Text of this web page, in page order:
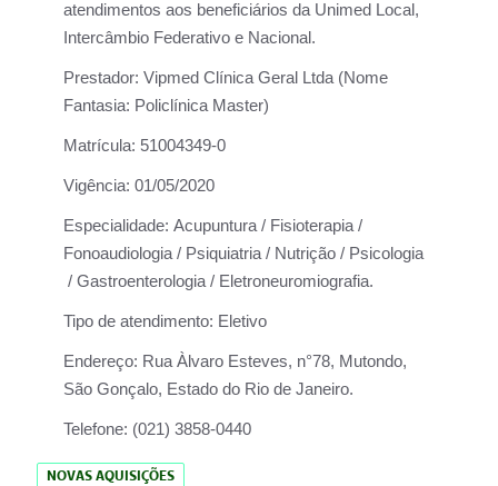
atendimentos aos beneficiários da Unimed Local,
Intercâmbio Federativo e Nacional.
Prestador: Vipmed Clínica Geral Ltda (Nome
Fantasia: Policlínica Master)
Matrícula: 51004349-0
Vigência: 01/05/2020
Especialidade: Acupuntura / Fisioterapia /
Fonoaudiologia / Psiquiatria / Nutrição / Psicologia
/ Gastroenterologia / Eletroneuromiografia.
Tipo de atendimento: Eletivo
Endereço: Rua Àlvaro Esteves, n°78, Mutondo,
São Gonçalo, Estado do Rio de Janeiro.
Telefone: (021) 3858-0440
NOVAS AQUISIÇÕES